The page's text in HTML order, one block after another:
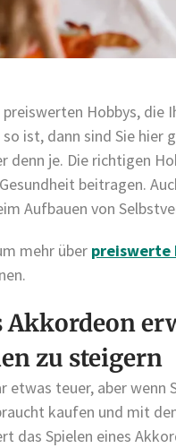
preiswerten Hobbys,
so ist, dann sind Sie
je. Die richtigen
beitragen.
Aufbauen von
mehr über preiswerte
Akkordeon
zu steigern
etwas teuer, aber wenn
kaufen und mit
das Spielen eines